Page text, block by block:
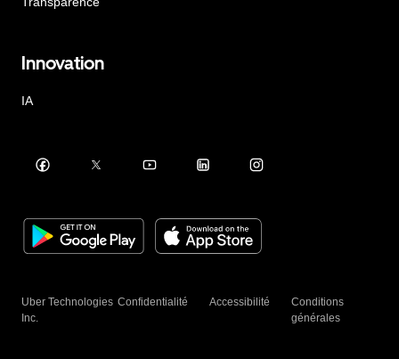
Innovation
IA
Uber Technologies
Inc.
Confidentialité Accessibilité
Conditions
générales